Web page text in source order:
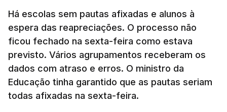
Há escolas sem pautas afixadas e alunos à
espera das reapreciações. O processo não
ficou fechado na sexta-feira como estava
previsto. Vários agrupamentos receberam os
dados com atraso e erros. O ministro da
Educação tinha garantido que as pautas seriam
todas afixadas na sexta-feira.